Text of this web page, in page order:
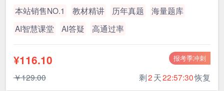
本站销售NO.1 教材精讲 历年真题
海量题库
AI智慧课堂
AI答疑 高通过率
报考季冲刺
¥116.10
￥129.00 剩2天22:57:30恢复